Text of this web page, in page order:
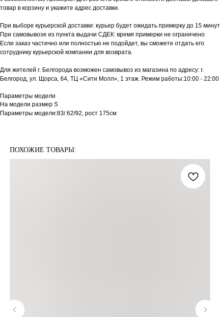
товар в корзину и укажите адрес доставки.
При выборе курьерской доставки: курьер будет ожидать примерку до 15 минут
При самовывозе из пункта выдачи СДЕК: время примерки не ограничено
Если заказ частично или полностью не подойдет, вы сможете отдать его
сотруднику курьерской компании для возврата.
Для жителей г. Белгорода возможен самовывоз из магазина по адресу: г.
Белгород, ул. Щорса, 64, ТЦ «Сити Молл», 1 этаж. Режим работы:10:00 - 22:00
Параметры модели
На модели размер S
Параметры модели:83/ 62/92, рост 175см
ПОХОЖИЕ ТОВАРЫ: